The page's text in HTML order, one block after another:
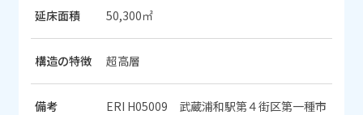
延床面積 50,300㎡
構造の特徴 超高層
備考
ERI H05009 武蔵浦和駅第４街区第一種市